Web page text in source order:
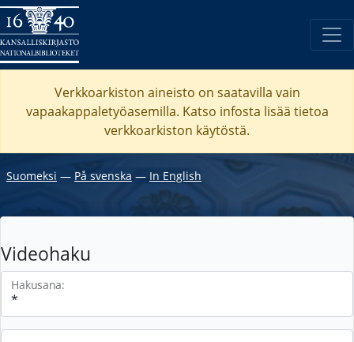
Verkkoarkiston aineisto on saatavilla vain
vapaakappaletyöasemilla. Katso infosta lisää tietoa
verkkoarkiston käytöstä.
Suomeksi ― På svenska ― In English
Videohaku
Hakusana: